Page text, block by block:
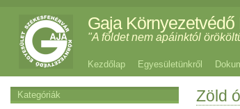
Gaja Környezetvédő
"A földet nem apáinktól
Kezdőlap Egyesületünkről
Zöld
Kategóriák